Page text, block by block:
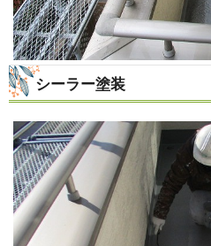
シーラー塗装